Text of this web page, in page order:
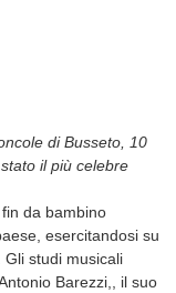
di Busseto, 10
il più celebre
da bambino
esercitandosi su
studi musicali
Barezzi,, il suo